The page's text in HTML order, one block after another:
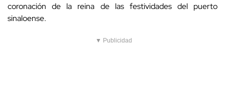
coronación de la reina de las festividades del puerto
sinaloense.
▼ Publicidad